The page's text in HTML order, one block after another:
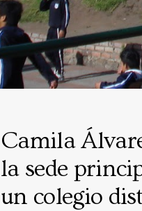
Camila
la sede
un colegio